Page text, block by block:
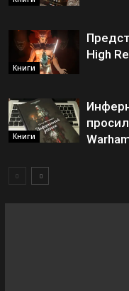
Книги
High
Книги